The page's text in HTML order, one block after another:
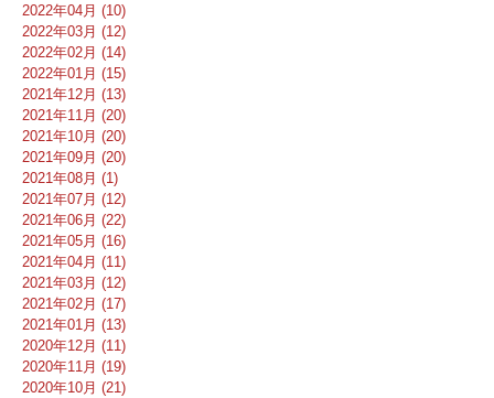
2022年04月 (10)
2022年03月 (12)
2022年02月 (14)
2022年01月 (15)
2021年12月 (13)
2021年11月 (20)
2021年10月 (20)
2021年09月 (20)
2021年08月 (1)
2021年07月 (12)
2021年06月 (22)
2021年05月 (16)
2021年04月 (11)
2021年03月 (12)
2021年02月 (17)
2021年01月 (13)
2020年12月 (11)
2020年11月 (19)
2020年10月 (21)